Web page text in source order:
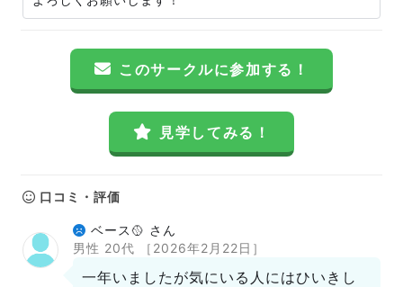
このサークルに参加する！
見学してみる！
口コミ・評価
ベース🥎 さん
男性 20代
［2026年2月22日］
一年いましたが気にいる人にはひいきし